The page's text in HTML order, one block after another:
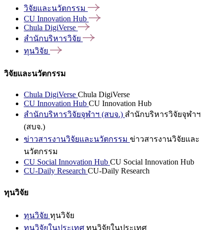
วิจัยและนวัตกรรม
CU Innovation Hub
Chula DigiVerse
สำนักบริหารวิจัย
ทุนวิจัย
วิจัยและนวัตกรรม
Chula DigiVerse Chula DigiVerse
CU Innovation Hub CU Innovation Hub
สำนักบริหารวิจัยจุฬาฯ (สบจ.) สำนักบริหารวิจัยจุฬาฯ
(สบจ.)
ข่าวสารงานวิจัยและนวัตกรรม ข่าวสารงานวิจัยและ
นวัตกรรม
CU Social Innovation Hub CU Social Innovation Hub
CU-Daily Research CU-Daily Research
ทุนวิจัย
ทุนวิจัย ทุนวิจัย
ทุนวิจัยในประเทศ ทุนวิจัยในประเทศ